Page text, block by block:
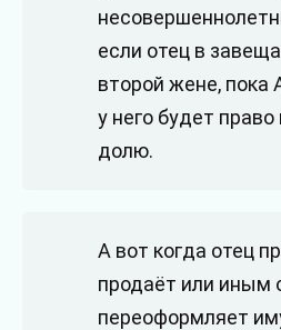
если отец в
второй жене, пока
у него будет
долю.
А вот когда отец
продаёт или иным
переоформляет